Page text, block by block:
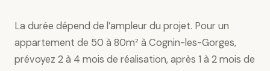
La durée dépend de l’ampleur du projet. Pour un
appartement de 50 à 80m² à Cognin-les-Gorges,
prévoyez 2 à 4 mois de réalisation, après 1 à 2 mois de